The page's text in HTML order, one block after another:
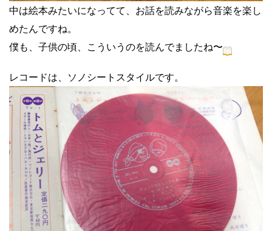
中は絵本みたいになってて、お話を読みながら音楽を楽し
めたんですね。
僕も、子供の頃、こういうのを読んでましたね〜
レコードは、ソノシートスタイルです。